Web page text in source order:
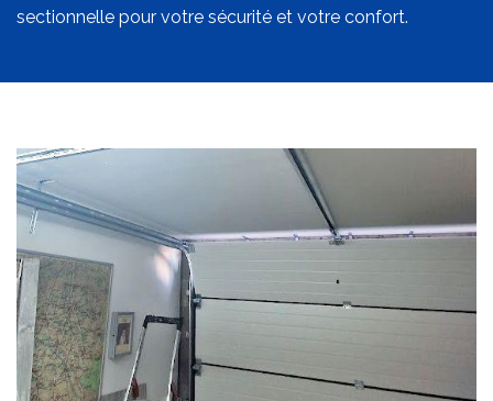
sectionnelle pour votre sécurité et votre confort.